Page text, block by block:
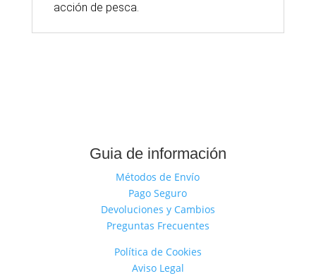
acción de pesca.
Guia de información
Métodos de Envío
Pago Seguro
Devoluciones y Cambios
Preguntas Frecuentes
Política de Cookies
Aviso Legal